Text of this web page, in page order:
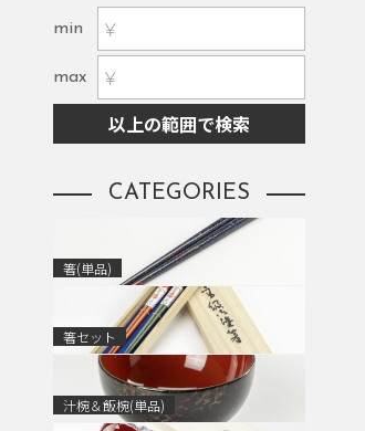
min
max
以上の範囲で検索
CATEGORIES
箸(単品)
箸セット
汁椀＆飯椀(単品)